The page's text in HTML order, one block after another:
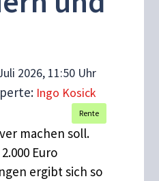
2026, 11:50 Uhr
Ingo Kosick
Rente
machen soll.
Euro
ergibt sich so